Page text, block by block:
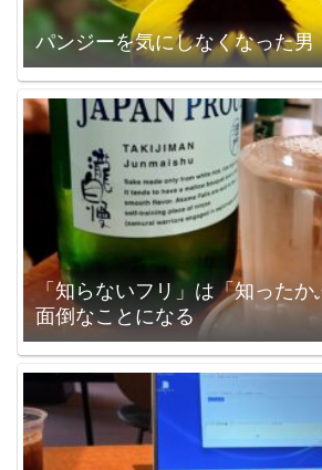
パンジーを気にしなくなった男
「知らないフリ」は「知った
面倒なことになる